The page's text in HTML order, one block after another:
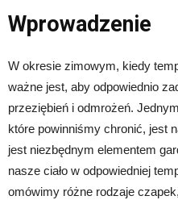
Wprowadzenie
W okresie zimowym, kiedy
ważne jest, aby odpowiednio
przeziębień i odmrożeń.
które powinniśmy chronić, jest
jest niezbędnym elementem
nasze ciało w odpowiedniej
omówimy różne rodzaje